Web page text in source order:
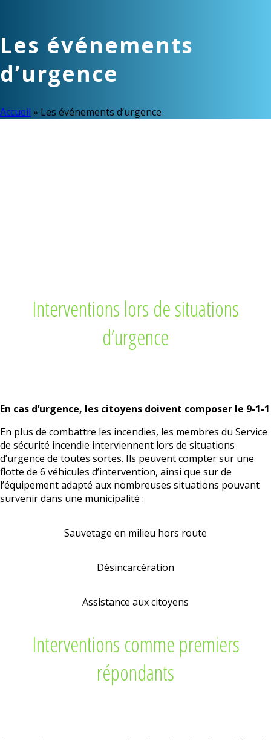
Les événements
d’urgence
Accueil » Les événements d’urgence
Interventions lors de situations
d’urgence
En cas d’urgence, les citoyens doivent composer le 9-1-1
En plus de combattre les incendies, les membres du Service
de sécurité incendie interviennent lors de situations
d’urgence de toutes sortes. Ils peuvent compter sur une
flotte de 6 véhicules d’intervention, ainsi que sur de
l’équipement adapté aux nombreuses situations pouvant
survenir dans une municipalité :
Sauvetage en milieu hors route
Désincarcération
Assistance aux citoyens
Interventions comme premiers
répondants